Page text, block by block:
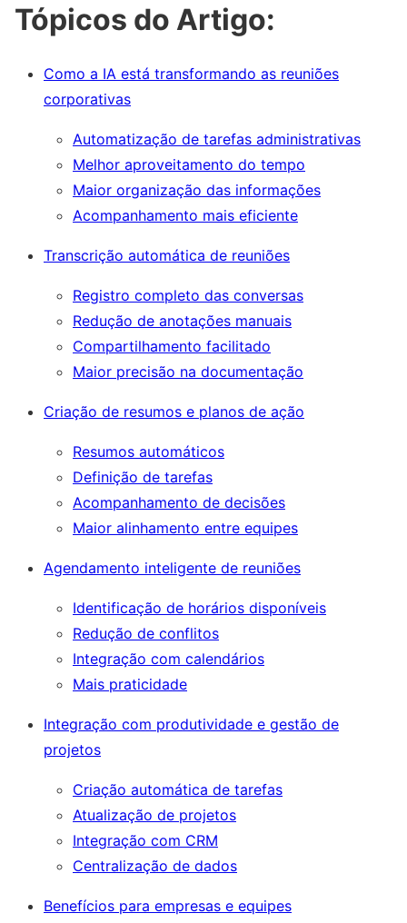
Tópicos do Artigo:
Como a IA está transformando as reuniões
corporativas
Automatização de tarefas administrativas
Melhor aproveitamento do tempo
Maior organização das informações
Acompanhamento mais eficiente
Transcrição automática de reuniões
Registro completo das conversas
Redução de anotações manuais
Compartilhamento facilitado
Maior precisão na documentação
Criação de resumos e planos de ação
Resumos automáticos
Definição de tarefas
Acompanhamento de decisões
Maior alinhamento entre equipes
Agendamento inteligente de reuniões
Identificação de horários disponíveis
Redução de conflitos
Integração com calendários
Mais praticidade
Integração com produtividade e gestão de
projetos
Criação automática de tarefas
Atualização de projetos
Integração com CRM
Centralização de dados
Benefícios para empresas e equipes